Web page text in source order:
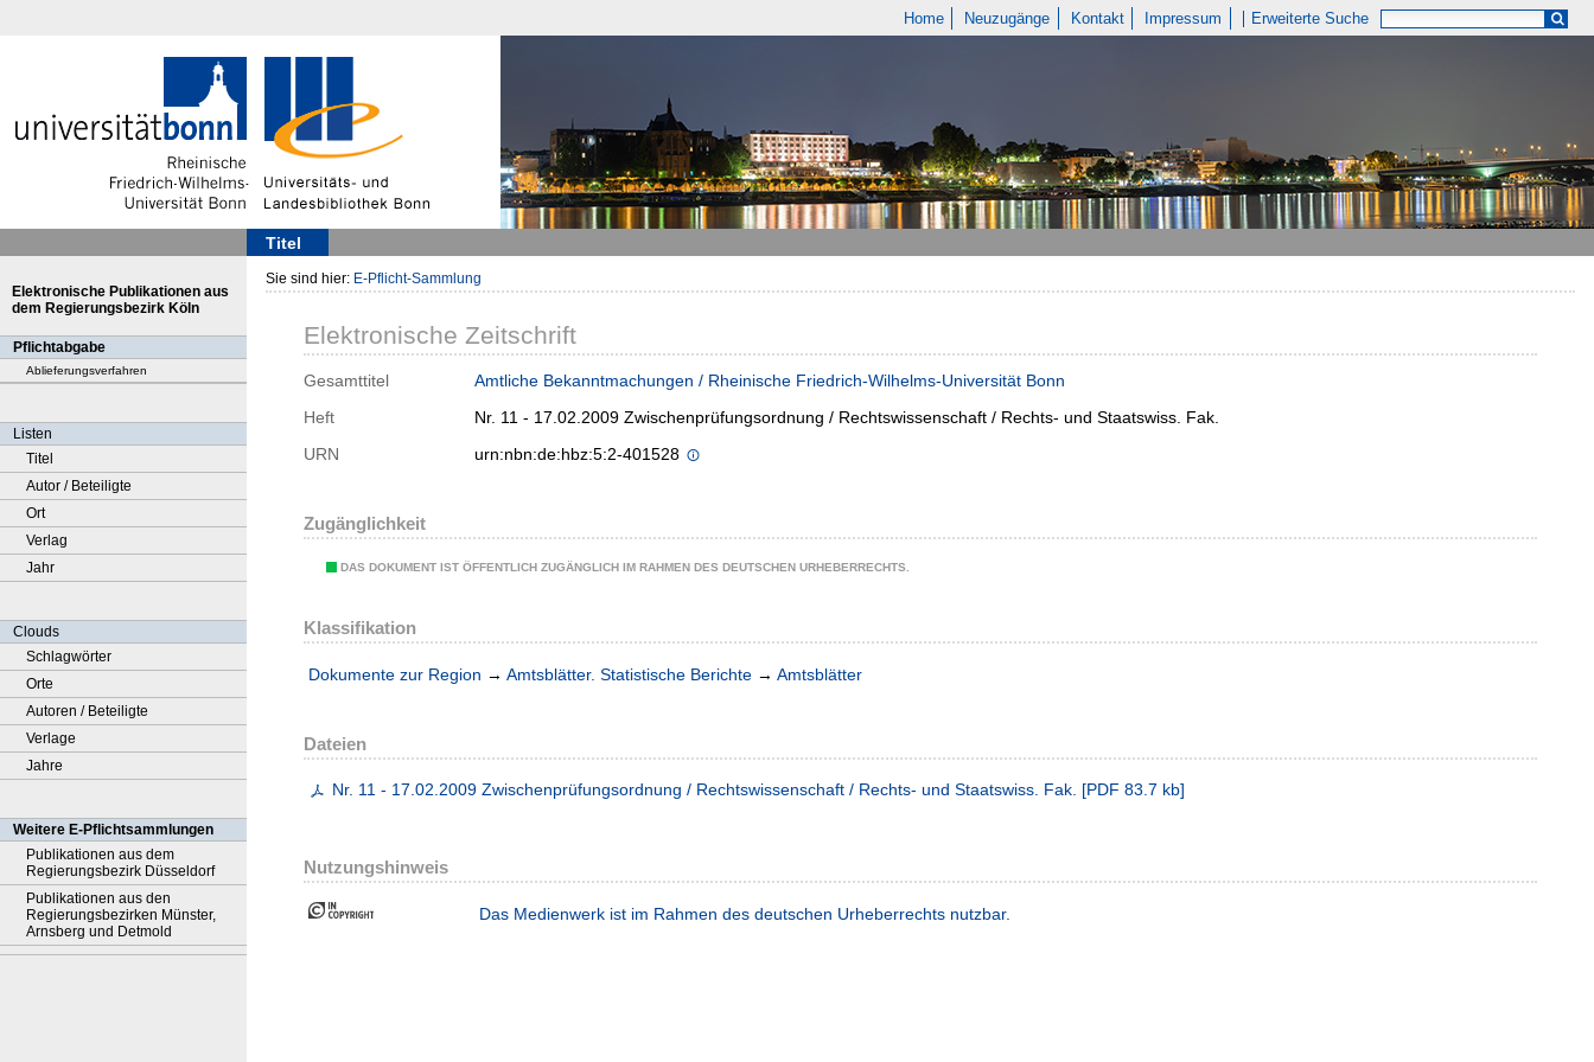
Home Neuzugänge Kontakt Impressum Erweiterte Suche
Titel
Elektronische Publikationen aus
dem Regierungsbezirk Köln
Pflichtabgabe
Ablieferungsverfahren
Listen
Titel
Autor / Beteiligte
Ort
Verlag
Jahr
Clouds
Schlagwörter
Orte
Autoren / Beteiligte
Verlage
Jahre
Weitere E-Pflichtsammlungen
Publikationen aus dem
Regierungsbezirk Düsseldorf
Publikationen aus den
Regierungsbezirken Münster,
Arnsberg und Detmold
Sie sind hier: E-Pflicht-Sammlung
Elektronische Zeitschrift
Gesamttitel
Amtliche Bekanntmachungen / Rheinische Friedrich-Wilhelms-Universität Bonn
Heft
Nr. 11 - 17.02.2009 Zwischenprüfungsordnung / Rechtswissenschaft / Rechts- und Staatswiss. Fak.
URN
urn:nbn:de:hbz:5:2-401528
Zugänglichkeit
DAS DOKUMENT IST ÖFFENTLICH ZUGÄNGLICH IM RAHMEN DES DEUTSCHEN URHEBERRECHTS.
Klassifikation
Dokumente zur Region → Amtsblätter. Statistische Berichte → Amtsblätter
Dateien
Nr. 11 - 17.02.2009 Zwischenprüfungsordnung / Rechtswissenschaft / Rechts- und Staatswiss. Fak. [PDF 83.7 kb]
Nutzungshinweis
Das Medienwerk ist im Rahmen des deutschen Urheberrechts nutzbar.